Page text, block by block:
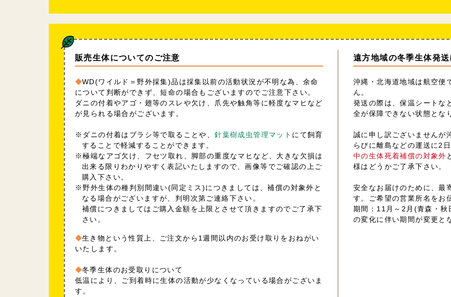
販売生体についてのご注意
WD(ワイルド＝野外採集)品は採集以前の活動状況が不明な為、余命
について判断ができず、短命の場合もございますのでご注意下さい。
ダニの付着やアゴ・翅等のスレや欠け、爪先や触角等に軽度なマヒなど
が見られる場合がございます。
※ダニの付着はブラシ等で取ることや、針葉樹成虫管理マット にて飼育
することで軽減することができます。
※極端なアゴ欠け、フセツ取れ、脚部の重度なマヒなど、大きな欠損は
出来る限りわかりやすく表記いたしますので、画像等でご確認の上ご
購入下さい。
※野外生体の種判別間違い(同定ミス)につきましては、補償の対象外と
なる場合がございますが、判明次第ご連絡下さい。
補償につきましてはご購入金額を上限とさせて頂きますのでご了承下
さい。
生き物という性質上、ご注文から1週間以内のお受け取りをおねがい
いたします。
冬季生体のお受取りについて
低温により、ご到着時に生体の活動が少なくなっている場合がございま
す。
遠方地域の冬季生体発
沖縄・北海道地域は航空便
ん。
発送の際は、保温シートな
全が保障できない状態とな
誠に申し訳ございませんが
らびに離島などの運送に2
中の生体死着補償の対象外
様はどうかご了承下さい。
安全なお届けのために、最
す。ご希望の営業所名をお
期間：11月～2月(青森・
の変化に伴い期間が変更と